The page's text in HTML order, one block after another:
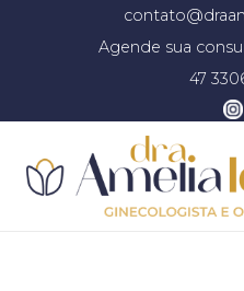
Agende sua
47